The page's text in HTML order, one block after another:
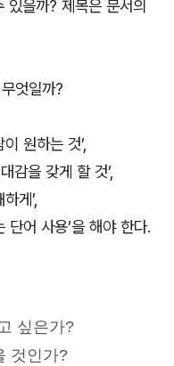
있을까? 제목은 문서의
엇일까?
원하는 것’,
감을 갖게 할 것’,
게’,
단어 사용’을 해야 한다.
싶은가?
것인가?